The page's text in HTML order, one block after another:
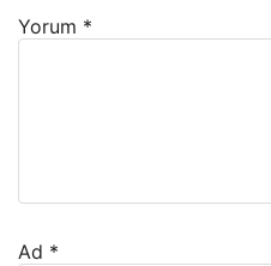
Yorum *
Ad *